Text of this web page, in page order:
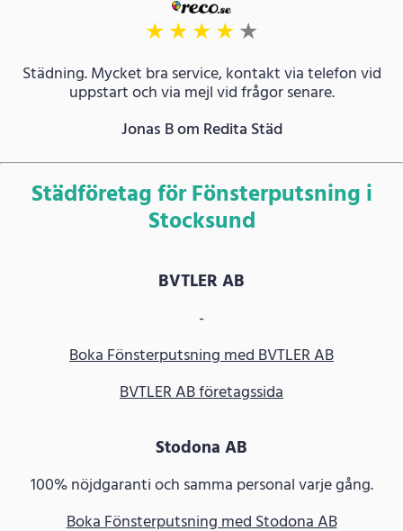
★★★★★
Städning. Mycket bra service, kontakt via telefon vid
uppstart och via mejl vid frågor senare.
Jonas B om Redita Städ
Städföretag för Fönsterputsning i
Stocksund
BVTLER AB
-
Boka Fönsterputsning med BVTLER AB
BVTLER AB företagssida
Stodona AB
100% nöjdgaranti och samma personal varje gång.
Boka Fönsterputsning med Stodona AB